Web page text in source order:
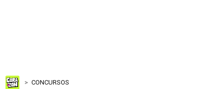
CONCURSOS